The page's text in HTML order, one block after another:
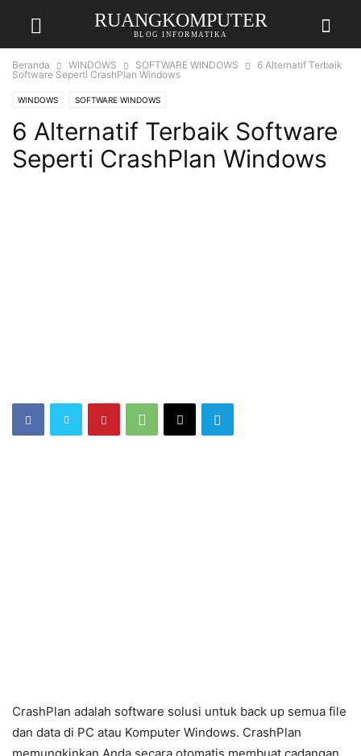
RUANGKOMPUTER
BLOG INFORMATIKA
Beranda WINDOWS SOFTWARE WINDOWS
6 Alternatif Terbaik
Software Seperti CrashPlan Windows
WINDOWS SOFTWARE WINDOWS
6 Alternatif Terbaik Software
Seperti CrashPlan Windows
CrashPlan adalah software solusi untuk back up semua file
dan data di PC atau Komputer Windows. CrashPlan